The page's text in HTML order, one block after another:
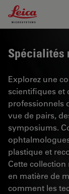
Leica
Spécialités
Explorez une
scientifiques et
professionnels
vue de pairs,
symposiums.
plastique et
Cette
en matière de
comment les